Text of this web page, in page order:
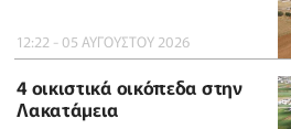
12:22 - 05 ΑΥΓΟΥΣΤΟΥ 2026
4 οικιστικά οικόπεδα στην
Λακατάμεια